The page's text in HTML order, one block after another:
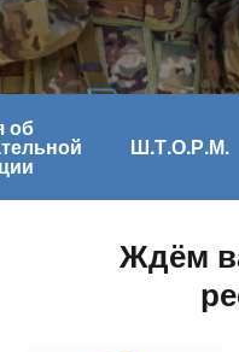
об
Ш.Т.О.Р.М.
Ждём